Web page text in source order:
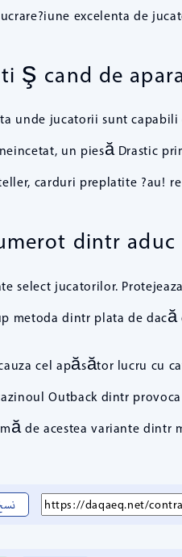
excelenta de
ş cand de
unde jucatorii sunt capabili
un piesă Drastic
carduri preplatite ?au!
dintr aduc
select jucatorilor.
metoda dintr plata de dacă
cel apăsător lucru cu
Outback dintr
de acestea variante dintr